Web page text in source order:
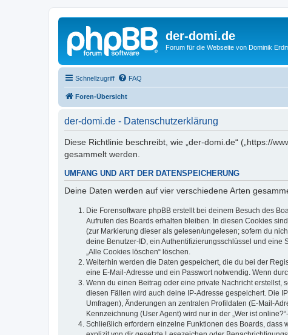
der-domi.de
Forum für die Webseite von Dominik
Schnellzugriff FAQ
Foren-Übersicht
der-domi.de - Datenschutzerklärung
Diese Richtlinie beschreibt, wie „der-domi.de“ („https://
gesammelt werden.
UMFANG UND ART DER DATENSPEICHERUNG
Deine Daten werden auf vier verschiedene Arten
Die Forensoftware phpBB erstellt bei deinem Besuch des
Aufrufen des Boards erhalten bleiben. In diesen Cookies
(zur Markierung dieser als gelesen/ungelesen; sofern du
deine Benutzer-ID, ein Authentifizierungsschlüssel und eine
„Alle Cookies löschen“ löschen.
Weiterhin werden die Daten gespeichert, die du bei der
eine E-Mail-Adresse und ein Passwort notwendig. Wenn
Wenn du einen Beitrag oder eine private Nachricht
diesen Fällen wird auch deine IP-Adresse gespeichert. Die
Umfragen), Änderungen an zentralen Profildaten (E-Mail-
Kennzeichnung (User Agent) wird nur in der „Wer ist
Schließlich erfordern einzelne Funktionen des Boards,